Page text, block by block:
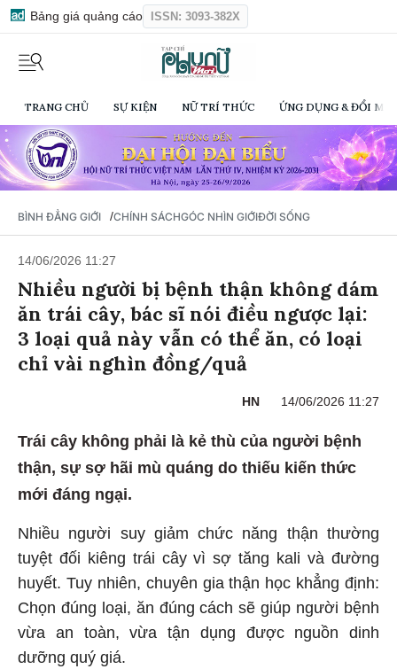
Bảng giá quảng cáo ISSN: 3093-382X
TRANG CHỦ SỰ KIỆN NỮ TRÍ THỨC ỨNG DỤNG & ĐỔI
BÌNH ĐẲNG GIỚI /CHÍNH SÁCHGÓC NHÌN GIỚIĐỜI SỐNG
14/06/2026 11:27
Nhiều người bị bệnh thận không dám
ăn trái cây, bác sĩ nói điều ngược lại:
3 loại quả này vẫn có thể ăn, có loại
chỉ vài nghìn đồng/quả
HN 14/06/2026 11:27
Trái cây không phải là kẻ thù của người bệnh
thận, sự sợ hãi mù quáng do thiếu kiến thức
mới đáng ngại.
Nhiều người suy giảm chức năng thận thường
tuyệt đối kiêng trái cây vì sợ tăng kali và đường
huyết. Tuy nhiên, chuyên gia thận học khẳng định:
Chọn đúng loại, ăn đúng cách sẽ giúp người bệnh
vừa an toàn, vừa tận dụng được nguồn dinh
dưỡng quý giá.